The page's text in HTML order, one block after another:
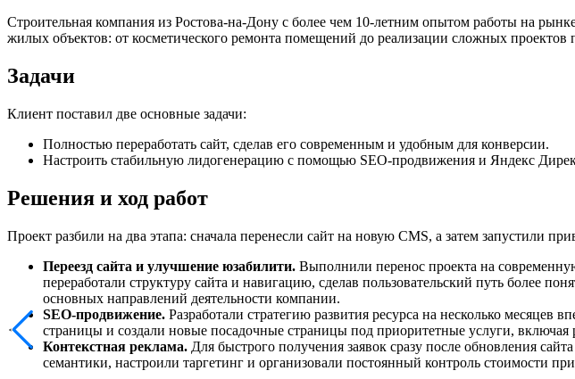
Строительная компания из Ростова-на-Дону с более чем 10-летним опытом работы на
жилых объектов: от косметического ремонта помещений до реализации сложных проектов
Задачи
Клиент поставил две основные задачи:
Полностью переработать сайт, сделав его современным и удобным для конверсии.
Настроить стабильную лидогенерацию с помощью SEO-продвижения и Яндекс
Решения и ход работ
Проект разбили на два этапа: сначала перенесли сайт на новую CMS, а затем запустили
Переезд сайта и улучшение юзабилити. Выполнили перенос проекта на
переработали структуру сайта и навигацию, сделав пользовательский путь более
основных направлений деятельности компании.
SEO-продвижение. Разработали стратегию развития ресурса на несколько
страницы и создали новые посадочные страницы под приоритетные услуги,
Контекстная реклама. Для быстрого получения заявок сразу после обновления
семантики, настроили таргетинг и организовали постоянный контроль стоимости